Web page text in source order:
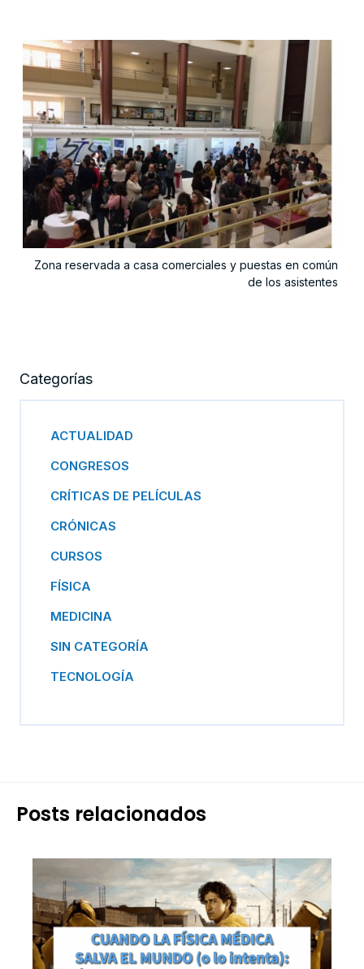
Categorías
ACTUALIDAD
CONGRESOS
CRÍTICAS DE PELÍCULAS
CRÓNICAS
CURSOS
FÍSICA
MEDICINA
SIN CATEGORÍA
TECNOLOGÍA
Zona reservada a casa comerciales y puestas en común
de los asistentes
Posts relacionados